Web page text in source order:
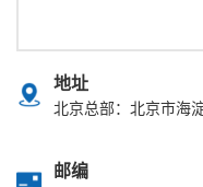
地址
北京总部：北京市海
邮编